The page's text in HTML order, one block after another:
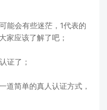
能会有些迷茫，1代表的
家应该了解了吧；
证了；
道简单的真人认证方式，